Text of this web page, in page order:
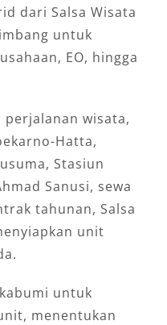
dari Salsa Wisata
untuk
EO, hingga
wisata,
Hatta,
Stasiun
Sanusi, sewa
tahunan, Salsa
unit
untuk
menentukan